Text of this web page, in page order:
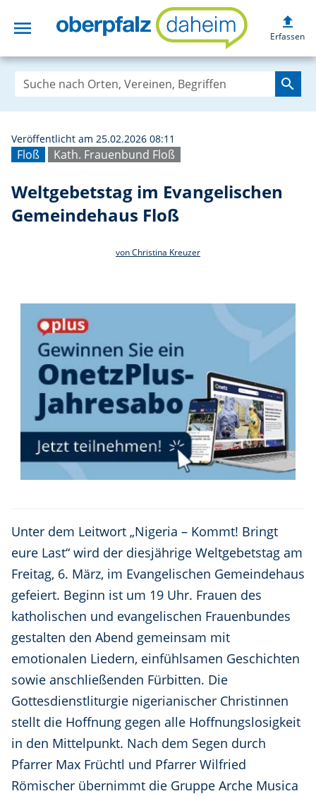
menu Weltgebetstag
upload
Erfassen
search
Floß Kath. Frauenbund Floß
Veröffentlicht am 25.02.2026 08:11
Weltgebetstag im Evangelischen
Gemeindehaus Floß
von Christina Kreuzer
Unter dem Leitwort „Nigeria – Kommt! Bringt
eure Last“ wird der diesjährige Weltgebetstag am
Freitag, 6. März, im Evangelischen Gemeindehaus
gefeiert. Beginn ist um 19 Uhr. Frauen des
katholischen und evangelischen Frauenbundes
gestalten den Abend gemeinsam mit
emotionalen Liedern, einfühlsamen Geschichten
sowie anschließenden Fürbitten. Die
Gottesdienstliturgie nigerianischer Christinnen
stellt die Hoffnung gegen alle Hoffnungslosigkeit
in den Mittelpunkt. Nach dem Segen durch
Pfarrer Max Früchtl und Pfarrer Wilfried
Römischer übernimmt die Gruppe Arche Musica